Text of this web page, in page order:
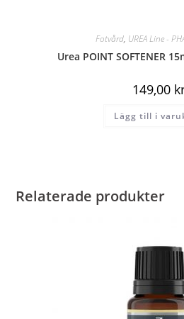
Fotvård, UREA Line -
Urea POINT SOFTENER
149,00
Lägg till i
Relaterade produkter